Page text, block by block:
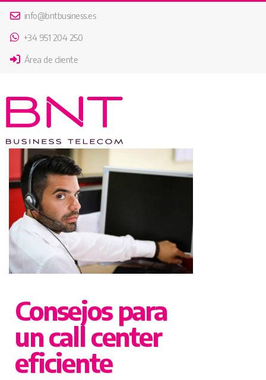
info@bntbusiness.es
+34 951 204 250
Área de cliente
Consejos para
un call center
eficiente